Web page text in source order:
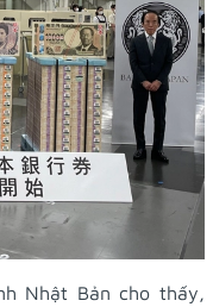
Nhật Bản cho thấy,